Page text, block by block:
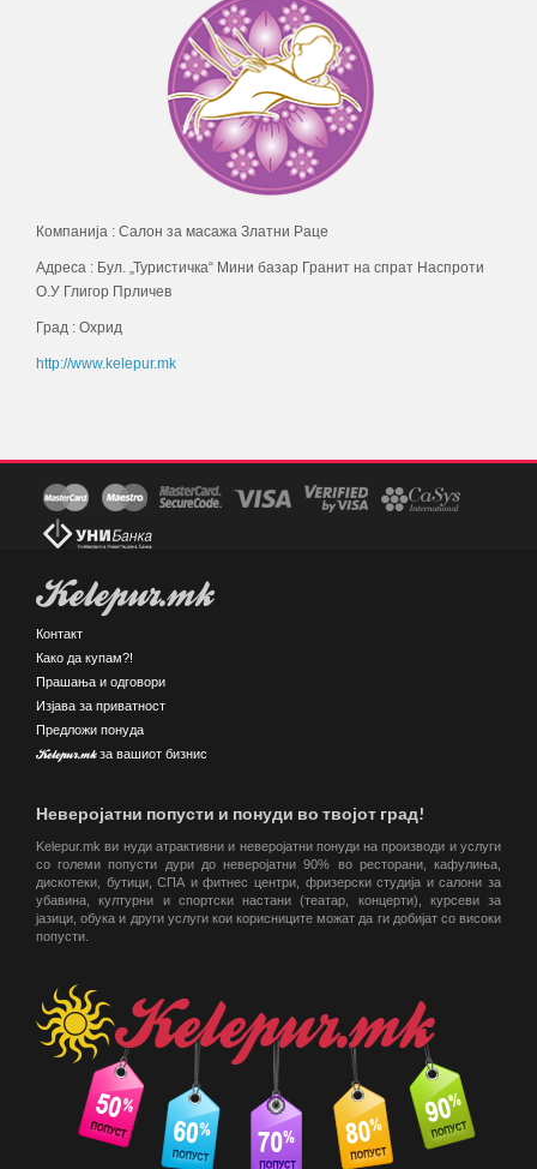
Компанија : Салон за масажа Златни Раце
Адреса : Бул. „Туристичка“ Мини базар Гранит на спрат Наспроти
О.У Глигор Прличев
Град : Охрид
http://www.kelepur.mk
Kelepur.mk
Контакт
Како да купам?!
Прашања и одговори
Изјава за приватност
Предложи понуда
Kelepur.mk за вашиот бизнис
Неверојатни попусти и понуди во твојот град!
Kelepur.mk ви нуди атрактивни и неверојатни понуди на производи и услуги
со големи попусти дури до неверојатни 90% во ресторани, кафулиња,
дискотеки, бутици, СПА и фитнес центри, фризерски студија и салони за
убавина, културни и спортски настани (театар, концерти), курсеви за
јазици, обука и други услуги кои корисниците можат да ги добијат со високи
попусти.